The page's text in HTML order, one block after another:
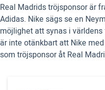
Real Madrids tröjsponsor är
Adidas. Nike sägs se en
möjlighet att synas i
är inte otänkbart att Nike
som tröjsponsor åt Real